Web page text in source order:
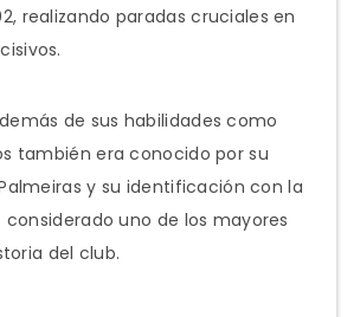
realizando paradas cruciales en
de sus habilidades como
también era conocido por su
y su identificación con la
uno de los mayores
del club.